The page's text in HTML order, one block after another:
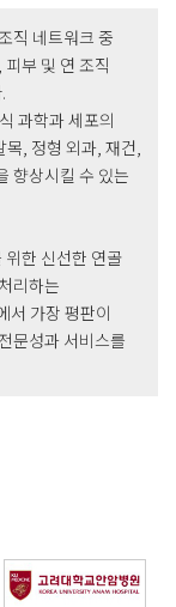
직 네트워크 중
부 및 연 조직
과학과 세포의
, 정형 외과, 재건,
향상시킬 수 있는
한 신선한 연골
리하는
서 가장 평판이
문성과 서비스를